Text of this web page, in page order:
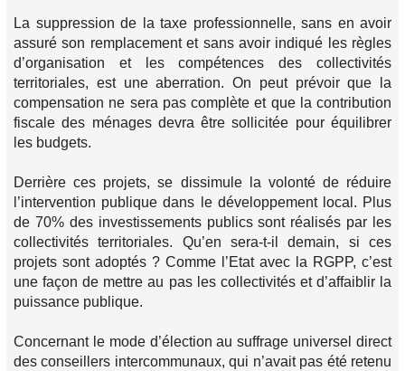
La suppression de la taxe professionnelle, sans en avoir
assuré son remplacement et sans avoir indiqué les règles
d’organisation et les compétences des collectivités
territoriales, est une aberration. On peut prévoir que la
compensation ne sera pas complète et que la contribution
fiscale des ménages devra être sollicitée pour équilibrer
les budgets.
Derrière ces projets, se dissimule la volonté de réduire
l’intervention publique dans le développement local. Plus
de 70% des investissements publics sont réalisés par les
collectivités territoriales. Qu’en sera-t-il demain, si ces
projets sont adoptés ? Comme l’Etat avec la RGPP, c’est
une façon de mettre au pas les collectivités et d’affaiblir la
puissance publique.
Concernant le mode d’élection au suffrage universel direct
des conseillers intercommunaux, qui n’avait pas été retenu